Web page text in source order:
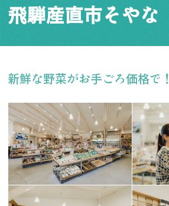
飛騨産直市そやな
新鮮な野菜がお手ごろ価格で！